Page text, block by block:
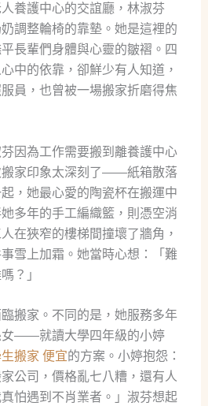
養護中心的交誼廳，林淑芬
奶調整輪椅的靠墊。她是這裡的
長輩們身體與心靈的皺褶。四
中的依靠，卻鮮少有人知道，
員，也曾被一場搬家折磨得焦
因為工作需要搬到離養護中心
搬家印象太深刻了——紙箱散落
，她最心愛的陶瓷杯在搬運中
多年的手工編織籃，則憑空消
在狹窄的樓梯間撞壞了牆角，
雪上加霜。她當時心想：「難
？」
搬家。不同的是，她服務多年
女——就讀大學四年級的小婷
搬家 便宜的方案。小婷抱怨：
家公司，價格亂七八糟，還有人
怕遇到不肖業者。」淑芬想起